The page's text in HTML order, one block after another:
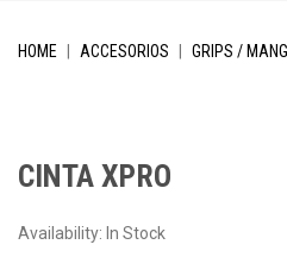
HOME ACCESORIOS GRIPS /
CINTA XPRO
Availability: In Stock